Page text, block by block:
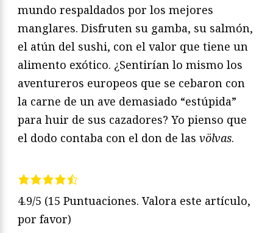
mundo respaldados por los mejores
manglares. Disfruten su gamba, su salmón,
el atún del sushi, con el valor que tiene un
alimento exótico. ¿Sentirían lo mismo los
aventureros europeos que se cebaron con
la carne de un ave demasiado “estúpida”
para huir de sus cazadores? Yo pienso que
el dodo contaba con el don de las völvas.
4.9/5 (15 Puntuaciones. Valora este artículo,
por favor)